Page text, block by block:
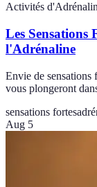
Activités
Les Sensations
l'Adrénaline
Envie de sensations
vous plongeront
sensations fortes
Aug 5